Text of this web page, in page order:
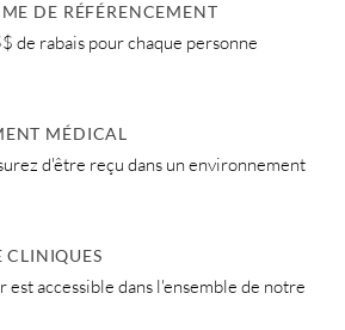
DE RÉFÉRENCEMENT
de rabais pour chaque personne
MÉDICAL
d'être reçu dans un environnement
CLINIQUES
est accessible dans l'ensemble de notre